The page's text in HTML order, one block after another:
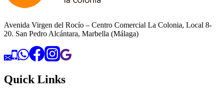
Avenida Virgen del Rocío – Centro Comercial La Colonia, Local 8-
20. San Pedro Alcántara, Marbella (Málaga)
Quick Links